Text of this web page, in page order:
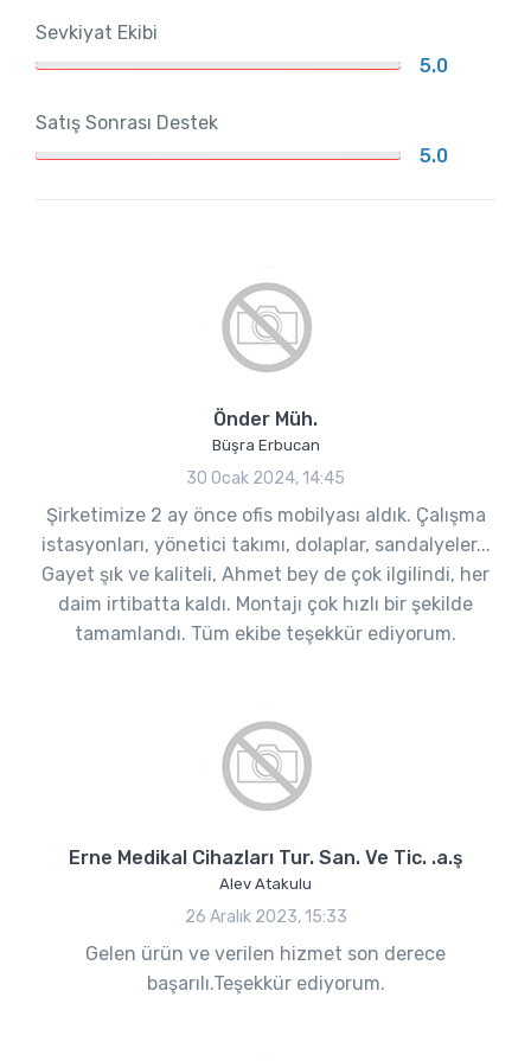
Sevkiyat Ekibi
5.0
Satış Sonrası Destek
5.0
Önder Müh.
Büşra Erbucan
30 Ocak 2024, 14:45
Şirketimize 2 ay önce ofis mobilyası aldık. Çalışma
istasyonları, yönetici takımı, dolaplar, sandalyeler...
Gayet şık ve kaliteli, Ahmet bey de çok ilgilindi, her
daim irtibatta kaldı. Montajı çok hızlı bir şekilde
tamamlandı. Tüm ekibe teşekkür ediyorum.
Erne Medikal Cihazları Tur. San. Ve Tic. .a.ş
Alev Atakulu
26 Aralık 2023, 15:33
Gelen ürün ve verilen hizmet son derece
başarılı.Teşekkür ediyorum.